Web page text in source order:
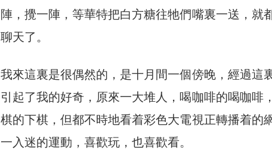
陣，攪一陣，等華特把白方糖往牠們嘴裏一送，就
聊天了。
我來這裏是很偶然的，是十月間一個傍晚，經過這
引起了我的好奇，原來一大堆人，喝咖啡的喝咖啡
棋的下棋，但都不時地看着彩色大電視正轉播着的
一入迷的運動，喜歡玩，也喜歡看。